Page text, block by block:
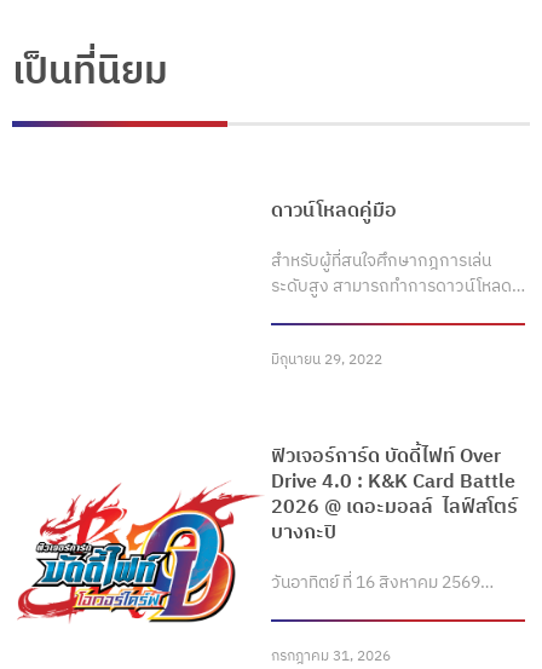
เป็นที่นิยม
ดาวน์โหลดคู่มือ
สำหรับผู้ที่สนใจศึกษากฎการเล่น
ระดับสูง สามารถทำการดาวน์โหลด…
มิถุนายน 29, 2022
ฟิวเจอร์การ์ด บัดดี้ไฟท์ Over
Drive 4.0 : K&K Card Battle
2026 @ เดอะมอลล์ ไลฟ์สโตร์
บางกะปิ
วันอาทิตย์ ที่ 16 สิงหาคม 2569…
กรกฎาคม 31, 2026